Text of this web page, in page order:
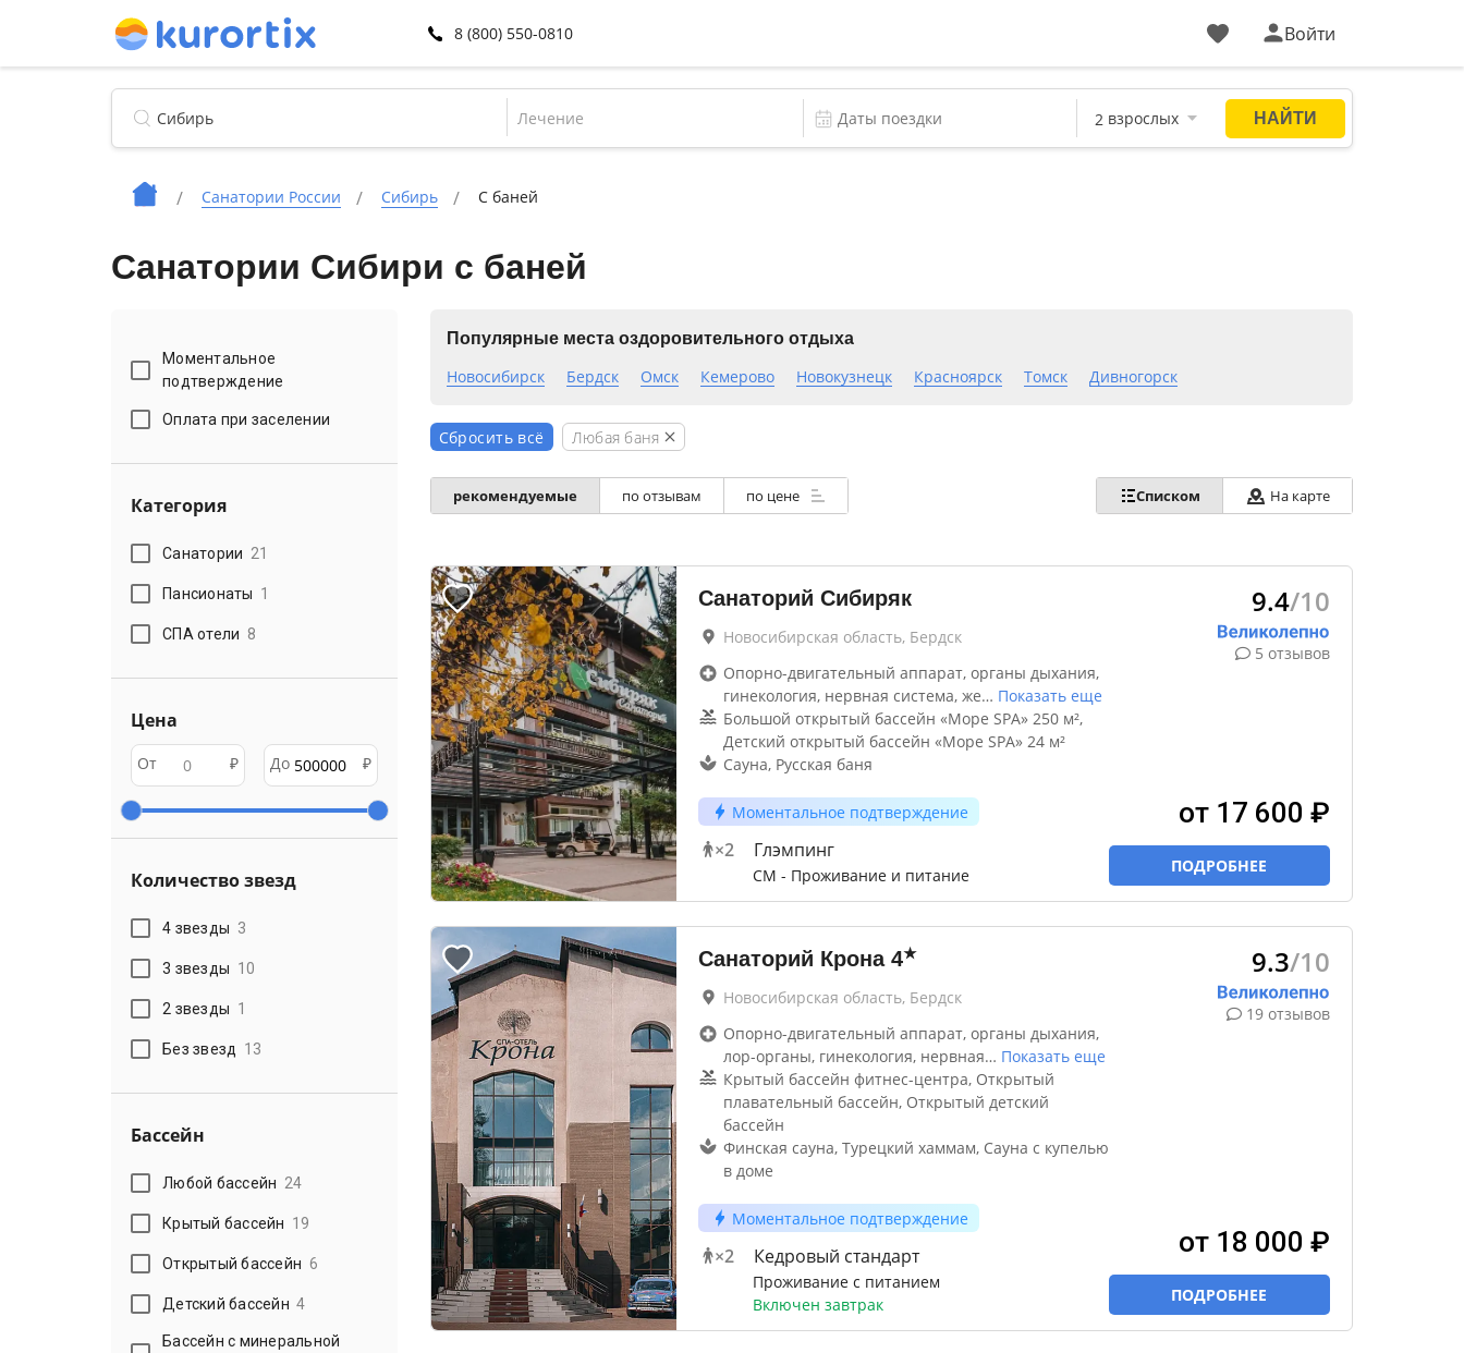
8 (800) 550-0810 Войти
Лечение
Санатории России Сибирь С баней
Санатории Сибири с баней
Моментальное
подтверждение
Оплата при заселении
Категория
Санатории 21
Пансионаты 1
СПА отели 8
Цена
От ₽ До ₽
Количество звезд
4 звезды 3
3 звезды 10
2 звезды 1
Без звезд 13
Бассейн
Любой бассейн 24
Крытый бассейн 19
Открытый бассейн 6
Детский бассейн 4
Бассейн с минеральной
Популярные места оздоровительного отдыха
Новосибирск Бердск Омск Кемерово Новокузнецк Красноярск Томск Дивногорск
Сбросить всё Любая баня
рекомендуемые по отзывам по цене Списком На карте
Санаторий Сибиряк
Новосибирская область, Бердск
Опорно-двигательный аппарат, органы дыхания,
гинекология, нервная система, же… Показать еще
Большой открытый бассейн «Море SPA» 250 м²,
Детский открытый бассейн «Море SPA» 24 м²
Сауна, Русская баня
Моментальное подтверждение
×2 Глэмпинг
СМ - Проживание и питание
9.4/10
5 отзывов
от 17 600 ₽
ПОДРОБНЕЕ
Санаторий Крона 4★
Новосибирская область, Бердск
Опорно-двигательный аппарат, органы дыхания,
лор-органы, гинекология, нервная… Показать еще
Крытый бассейн фитнес-центра, Открытый
плавательный бассейн, Открытый детский
бассейн
Финская сауна, Турецкий хаммам, Сауна с купелью
в доме
Моментальное подтверждение
×2 Кедровый стандарт
Проживание с питанием
Включен завтрак
9.3/10
19 отзывов
от 18 000 ₽
ПОДРОБНЕЕ